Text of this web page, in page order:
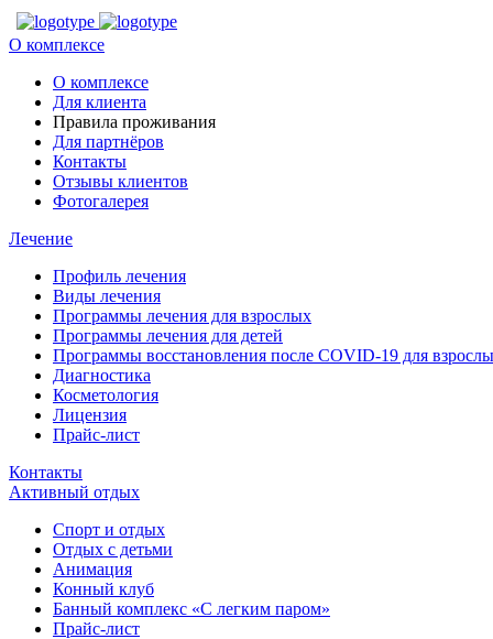
О комплексе
О комплексе
Для клиента
Правила проживания
Для партнёров
Контакты
Отзывы клиентов
Фотогалерея
Лечение
Профиль лечения
Виды лечения
Программы лечения для взрослых
Программы лечения для детей
Программы восстановления после COVID-19 для
Диагностика
Косметология
Лицензия
Прайс-лист
Контакты
Активный отдых
Спорт и отдых
Отдых с детьми
Анимация
Конный клуб
Банный комплекс «С легким паром»
Прайс-лист